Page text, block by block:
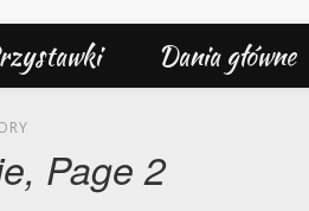
Dania główne
Page 2